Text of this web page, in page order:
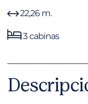
22,26 m.
3 cabinas